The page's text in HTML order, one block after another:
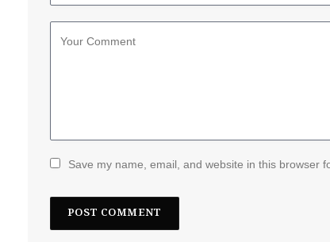
Save my name, email, and website in this browser